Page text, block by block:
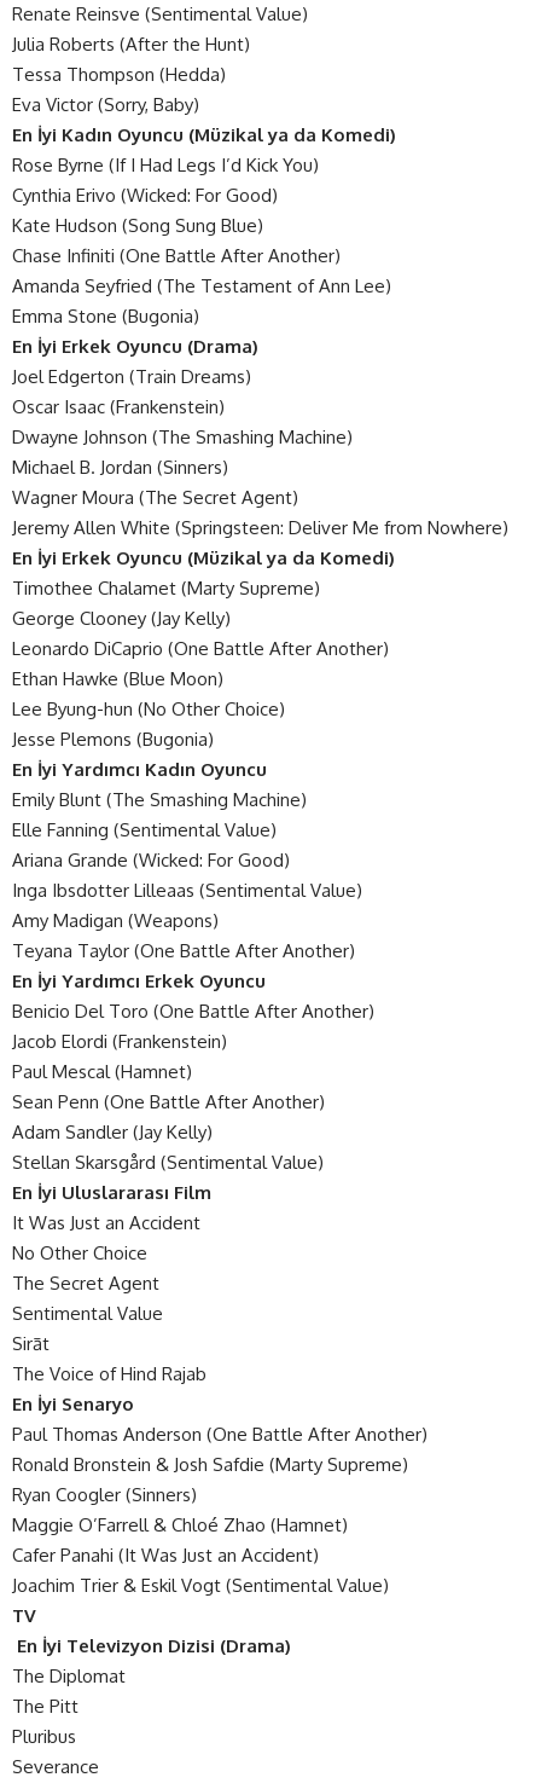
Renate Reinsve (Sentimental Value)
Julia Roberts (After the Hunt)
Tessa Thompson (Hedda)
Eva Victor (Sorry, Baby)
En İyi Kadın Oyuncu (Müzikal ya da Komedi)
Rose Byrne (If I Had Legs I’d Kick You)
Cynthia Erivo (Wicked: For Good)
Kate Hudson (Song Sung Blue)
Chase Infiniti (One Battle After Another)
Amanda Seyfried (The Testament of Ann Lee)
Emma Stone (Bugonia)
En İyi Erkek Oyuncu (Drama)
Joel Edgerton (Train Dreams)
Oscar Isaac (Frankenstein)
Dwayne Johnson (The Smashing Machine)
Michael B. Jordan (Sinners)
Wagner Moura (The Secret Agent)
Jeremy Allen White (Springsteen: Deliver Me from Nowhere)
En İyi Erkek Oyuncu (Müzikal ya da Komedi)
Timothee Chalamet (Marty Supreme)
George Clooney (Jay Kelly)
Leonardo DiCaprio (One Battle After Another)
Ethan Hawke (Blue Moon)
Lee Byung-hun (No Other Choice)
Jesse Plemons (Bugonia)
En İyi Yardımcı Kadın Oyuncu
Emily Blunt (The Smashing Machine)
Elle Fanning (Sentimental Value)
Ariana Grande (Wicked: For Good)
Inga Ibsdotter Lilleaas (Sentimental Value)
Amy Madigan (Weapons)
Teyana Taylor (One Battle After Another)
En İyi Yardımcı Erkek Oyuncu
Benicio Del Toro (One Battle After Another)
Jacob Elordi (Frankenstein)
Paul Mescal (Hamnet)
Sean Penn (One Battle After Another)
Adam Sandler (Jay Kelly)
Stellan Skarsgård (Sentimental Value)
En İyi Uluslararası Film
It Was Just an Accident
No Other Choice
The Secret Agent
Sentimental Value
Sirāt
The Voice of Hind Rajab
En İyi Senaryo
Paul Thomas Anderson (One Battle After Another)
Ronald Bronstein & Josh Safdie (Marty Supreme)
Ryan Coogler (Sinners)
Maggie O’Farrell & Chloé Zhao (Hamnet)
Cafer Panahi (It Was Just an Accident)
Joachim Trier & Eskil Vogt (Sentimental Value)
TV
En İyi Televizyon Dizisi (Drama)
The Diplomat
The Pitt
Pluribus
Severance